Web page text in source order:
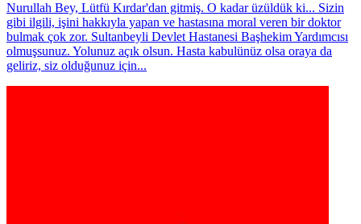
Nurullah Bey, Lütfü Kırdar'dan gitmiş. O kadar üzüldük ki... Sizin
gibi ilgili, işini hakkıyla yapan ve hastasına moral veren bir doktor
bulmak çok zor. Sultanbeyli Devlet Hastanesi Başhekim Yardımcısı
olmuşsunuz. Yolunuz açık olsun. Hasta kabulünüz olsa oraya da
geliriz, siz olduğunuz için...